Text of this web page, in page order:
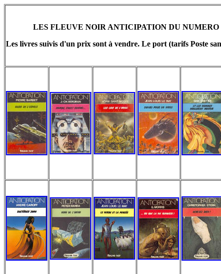
LES FLEUVE NOIR ANTICIPATION DU NUMERO
Les livres suivis d'un prix sont à vendre. Le port (tarifs Poste